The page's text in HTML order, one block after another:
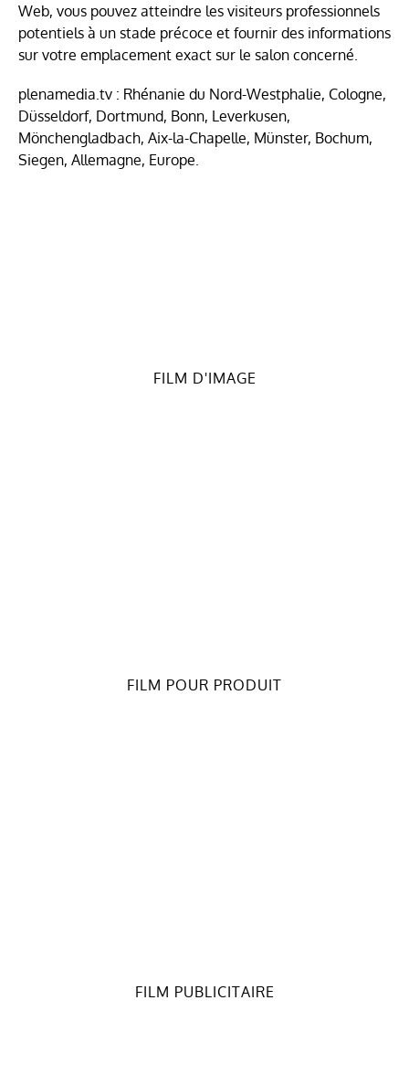
Web, vous pouvez atteindre les visiteurs professionnels
potentiels à un stade précoce et fournir des informations
sur votre emplacement exact sur le salon concerné.
plenamedia.tv : Rhénanie du Nord-Westphalie, Cologne,
Düsseldorf, Dortmund, Bonn, Leverkusen,
Mönchengladbach, Aix-la-Chapelle, Münster, Bochum,
Siegen, Allemagne, Europe.
FILM D'IMAGE
FILM POUR PRODUIT
FILM PUBLICITAIRE